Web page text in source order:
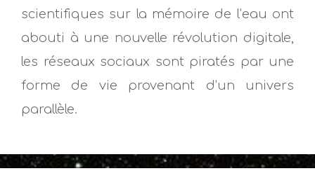
scientifiques sur la mémoire de l’eau ont
abouti à une nouvelle révolution digitale,
les réseaux sociaux sont piratés par une
forme de vie provenant d’un univers
parallèle.